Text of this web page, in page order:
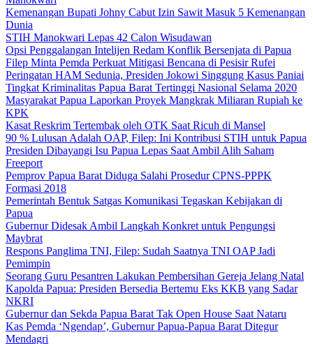
Kemenangan Bupati Johny Cabut Izin Sawit Masuk 5 Kemenangan
Dunia
STIH Manokwari Lepas 42 Calon Wisudawan
Opsi Penggalangan Intelijen Redam Konflik Bersenjata di Papua
Filep Minta Pemda Perkuat Mitigasi Bencana di Pesisir Rufei
Peringatan HAM Sedunia, Presiden Jokowi Singgung Kasus Paniai
Tingkat Kriminalitas Papua Barat Tertinggi Nasional Selama 2020
Masyarakat Papua Laporkan Proyek Mangkrak Miliaran Rupiah ke
KPK
Kasat Reskrim Tertembak oleh OTK Saat Ricuh di Mansel
90 % Lulusan Adalah OAP, Filep: Ini Kontribusi STIH untuk Papua
Presiden Dibayangi Isu Papua Lepas Saat Ambil Alih Saham
Freeport
Pemprov Papua Barat Diduga Salahi Prosedur CPNS-PPPK
Formasi 2018
Pemerintah Bentuk Satgas Komunikasi Tegaskan Kebijakan di
Papua
Gubernur Didesak Ambil Langkah Konkret untuk Pengungsi
Maybrat
Respons Panglima TNI, Filep: Sudah Saatnya TNI OAP Jadi
Pemimpin
Seorang Guru Pesantren Lakukan Pembersihan Gereja Jelang Natal
Kapolda Papua: Presiden Bersedia Bertemu Eks KKB yang Sadar
NKRI
Gubernur dan Sekda Papua Barat Tak Open House Saat Nataru
Kas Pemda ‘Ngendap’, Gubernur Papua-Papua Barat Ditegur
Mendagri